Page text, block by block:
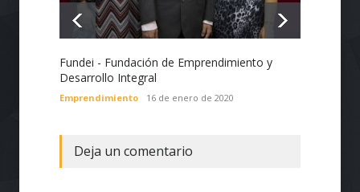
Fundei - Fundación de Emprendimiento y
Desarrollo Integral
Emprendimiento 16 de enero de 2020
Deja un comentario